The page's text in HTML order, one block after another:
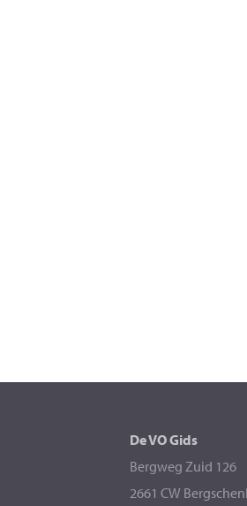
De VO Gids
Bergweg Zuid 126
2661 CW